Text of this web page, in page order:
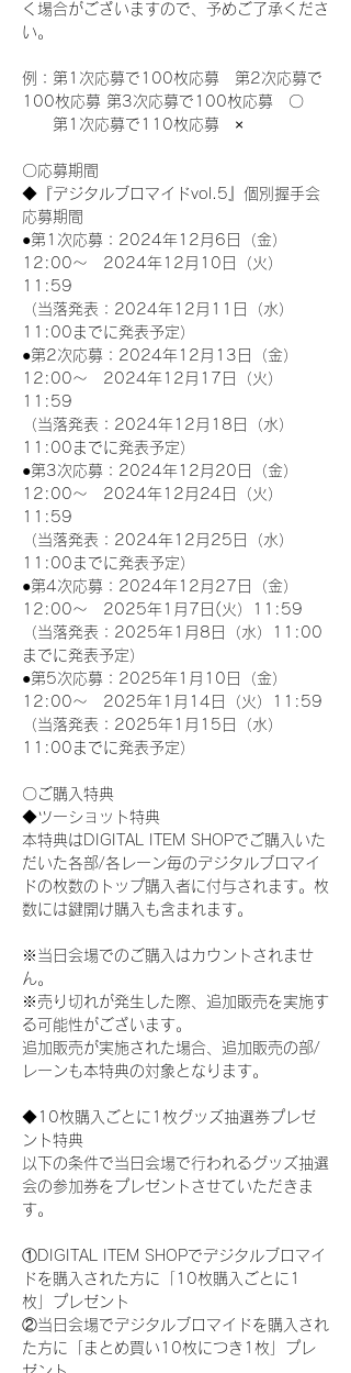
く場合がございますので、予めご了承くださ
い。
例：第1次応募で100枚応募　第2次応募で
100枚応募 第3次応募で100枚応募　〇
第1次応募で110枚応募　×
〇応募期間
◆『デジタルブロマイドvol.5』個別握手会
応募期間
●第1次応募：2024年12月6日（金）
12:00～　2024年12月10日（火）
11:59
（当落発表：2024年12月11日（水）
11:00までに発表予定）
●第2次応募：2024年12月13日（金）
12:00～　2024年12月17日（火）
11:59
（当落発表：2024年12月18日（水）
11:00までに発表予定）
●第3次応募：2024年12月20日（金）
12:00～　2024年12月24日（火）
11:59
（当落発表：2024年12月25日（水）
11:00までに発表予定）
●第4次応募：2024年12月27日（金）
12:00～　2025年1月7日(火）11:59
（当落発表：2025年1月8日（水）11:00
までに発表予定）
●第5次応募：2025年1月10日（金）
12:00～　2025年1月14日（火）11:59
（当落発表：2025年1月15日（水）
11:00までに発表予定）
〇ご購入特典
◆ツーショット特典
本特典はDIGITAL ITEM SHOPでご購入いた
だいた各部/各レーン毎のデジタルブロマイ
ドの枚数のトップ購入者に付与されます。枚
数には鍵開け購入も含まれます。
※当日会場でのご購入はカウントされませ
ん。
※売り切れが発生した際、追加販売を実施す
る可能性がございます。
追加販売が実施された場合、追加販売の部/
レーンも本特典の対象となります。
◆10枚購入ごとに1枚グッズ抽選券プレゼ
ント特典
以下の条件で当日会場で行われるグッズ抽選
会の参加券をプレゼントさせていただきま
す。
①DIGITAL ITEM SHOPでデジタルブロマイ
ドを購入された方に「10枚購入ごとに1
枚」プレゼント
②当日会場でデジタルブロマイドを購入され
た方に「まとめ買い10枚につき1枚」プレ